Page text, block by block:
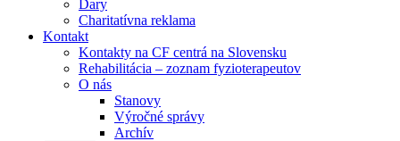
Dary
Charitatívna reklama
Kontakt
Kontakty na CF centrá na Slovensku
Rehabilitácia – zoznam fyzioterapeutov
O nás
Stanovy
Výročné správy
Archív